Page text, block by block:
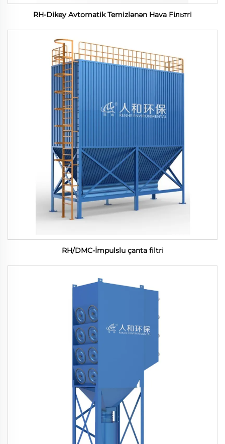
RH-Dikey Avtomatik Temizlənən Hava Fiльтri
RH/DMC-İmpulslu çanta filtri